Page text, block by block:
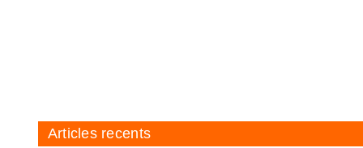
Articles recents